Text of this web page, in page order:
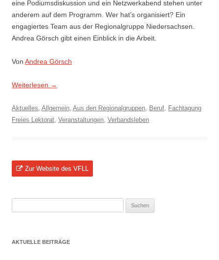
eine Podiumsdiskussion und ein Netzwerkabend stehen unter
anderem auf dem Programm. Wer hat’s organisiert? Ein
engagiertes Team aus der Regionalgruppe Niedersachsen.
Andrea Görsch gibt einen Einblick in die Arbeit.
Von Andrea Görsch
Weiterlesen →
Aktuelles, Allgemein, Aus den Regionalgruppen, Beruf, Fachtagung
Freies Lektorat, Veranstaltungen, Verbandsleben
Zur Website des VFLL
AKTUELLE BEITRÄGE